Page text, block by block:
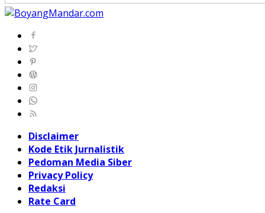
Disclaimer
Kode Etik Jurnalistik
Pedoman Media Siber
Privacy Policy
Redaksi
Rate Card